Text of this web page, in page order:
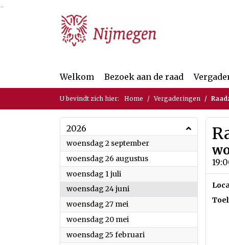
Ga naar de inhoud van deze pagina
Ga naar het zoeken
Ga naar het menu
Welkom Bezoek aan de raad
U bevindt zich hier: Home Vergaderingen
2026
woensdag 2 september2026
woensdag 26 augustus2026
woensdag 1 juli
woensdag 24 juni
woensdag 27 mei
woensdag 20 mei
woensdag 25 februari